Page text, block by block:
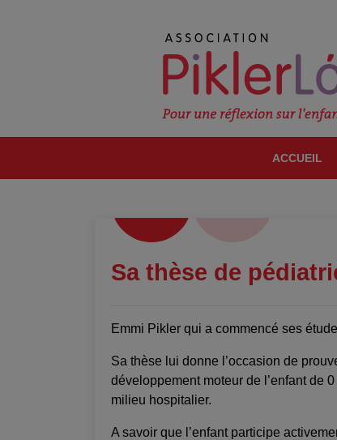
ACCUEIL
Sa thèse de
Emmi Pikler qui a commencé ses
Sa thèse lui donne l’occasion de
développement moteur de l’enfant de
milieu hospitalier.
A savoir que l’enfant participe